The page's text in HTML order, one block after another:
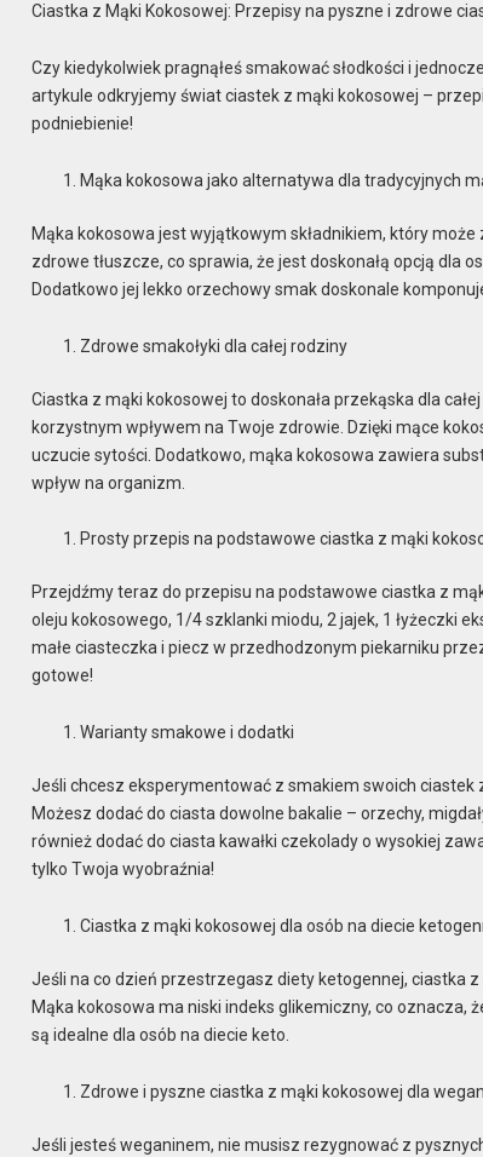
Ciastka z Mąki Kokosowej: Przepisy na pyszne i zdrowe
Czy kiedykolwiek pragnąłeś smakować słodkości i
artykule odkryjemy świat ciastek z mąki kokosowej –
podniebienie!
Mąka kokosowa jako alternatywa dla tradycyjnych
Mąka kokosowa jest wyjątkowym składnikiem, który
zdrowe tłuszcze, co sprawia, że jest doskonałą opcją dla
Dodatkowo jej lekko orzechowy smak doskonale
Zdrowe smakołyki dla całej rodziny
Ciastka z mąki kokosowej to doskonała przekąska dla
korzystnym wpływem na Twoje zdrowie. Dzięki mące
uczucie sytości. Dodatkowo, mąka kokosowa zawiera
wpływ na organizm.
Prosty przepis na podstawowe ciastka z mąki
Przejdźmy teraz do przepisu na podstawowe ciastka z
oleju kokosowego, 1/4 szklanki miodu, 2 jajek, 1 łyżeczki
małe ciasteczka i piecz w przedhodzonym piekarniku
gotowe!
Warianty smakowe i dodatki
Jeśli chcesz eksperymentować z smakiem swoich
Możesz dodać do ciasta dowolne bakalie – orzechy,
również dodać do ciasta kawałki czekolady o wysokiej
tylko Twoja wyobraźnia!
Ciastka z mąki kokosowej dla osób na diecie
Jeśli na co dzień przestrzegasz diety ketogennej, ciastka
Mąka kokosowa ma niski indeks glikemiczny, co oznacza,
są idealne dla osób na diecie keto.
Zdrowe i pyszne ciastka z mąki kokosowej dla wegan
Jeśli jesteś weganinem, nie musisz rezygnować z